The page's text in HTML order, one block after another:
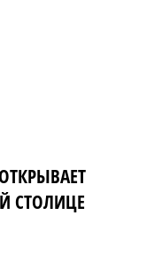
СТОЛИЦЕ